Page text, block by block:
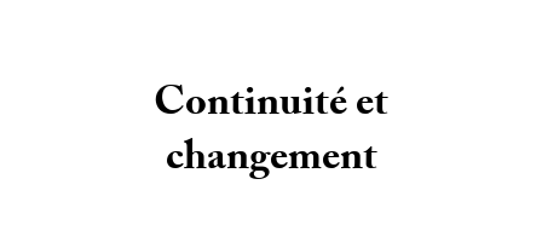
Continuité et
changement